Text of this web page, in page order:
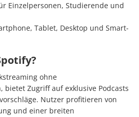
Einzelpersonen, Studierende und
Tablet, Desktop und Smart-
ohne
Zugriff auf exklusive Podcasts
Nutzer profitieren von
und einer breiten